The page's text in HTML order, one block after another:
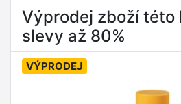
Výprodej zboží této
slevy až 80%
VÝPRODEJ